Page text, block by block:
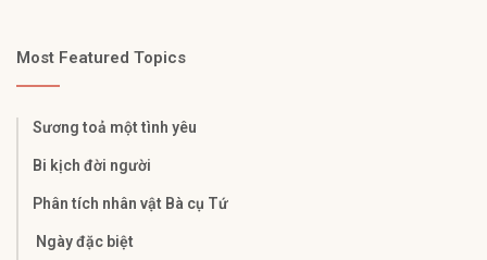
Most Featured Topics
Sương toả một tình yêu
Bi kịch đời người
Phân tích nhân vật Bà cụ Tứ
Ngày đặc biệt